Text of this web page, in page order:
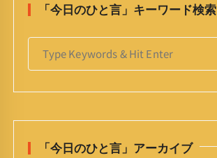
「今日のひと言」キーワード検索
S
r
「今日のひと言」アーカイブ